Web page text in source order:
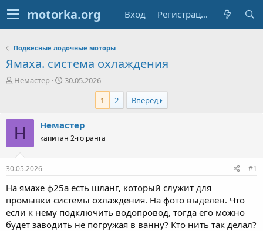
Вход Регистрация
Подвесные лодочные моторы
Ямаха. система охлаждения
А
р
ы
Немастер
Д
н
ч
30.05.2026
1
2 Вперед
Н Немастер
капитан 2-го ранга
30.05.2026 #1
На ямахе ф25а есть шланг, который служит для
промывки системы охлаждения. На фото выделен. Что
если к нему подключить водопровод, тогда его можно
будет заводить не погружая в ванну? Кто нить так делал?